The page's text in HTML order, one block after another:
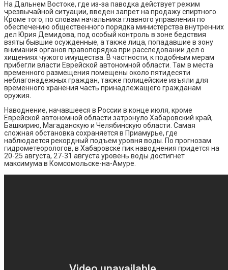
На Дальнем Востоке, где из-за паводка действует режим
чрезвычайной ситуации, введен запрет на продажу спиртного.
Кроме того, по словам начальника главного управления по
обеспечению общественного порядка министерства внутренних
дел Юрия Демидова, под особый контроль в зоне бедствия
взяты бывшие осужденные, а также лица, попадавшие в зону
внимания органов правопорядка при расследовании дел о
хищениях чужого имущества. В частности, к подобным мерам
прибегли власти Еврейской автономной области. Там в места
временного размещения помещены около пятидесяти
неблагонадежных граждан, также полицейские изъяли для
временного хранения часть принадлежащего гражданам
оружия.
Наводнение, начавшееся в России в конце июля, кроме
Еврейской автономной области затронуло Хабаровский край,
Башкирию, Магаданскую и Челябинскую области. Самая
сложная обстановка сохраняется в Приамурье, где
наблюдается рекордный подъем уровня воды. По прогнозам
гидрометеорологов, в Хабаровске пик наводнения придется на
20-25 августа, 27-31 августа уровень воды достигнет
максимума в Комсомольске-на-Амуре.